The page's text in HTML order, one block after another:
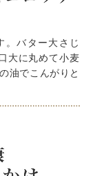
。バター大さじ
大に丸めて小麦
油でこんがりと